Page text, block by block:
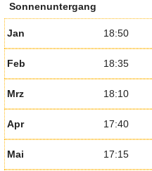
Sonnenuntergang
Jan 18:50
Feb 18:35
Mrz 18:10
Apr 17:40
Mai 17:15